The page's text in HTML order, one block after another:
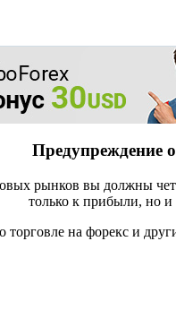
Предупреждение
рынков вы должны
только к прибыли, но
торговле на форекс и